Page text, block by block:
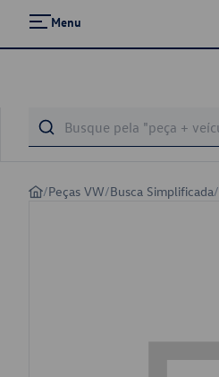
Menu
/Peças VW/Busca Simplificada/